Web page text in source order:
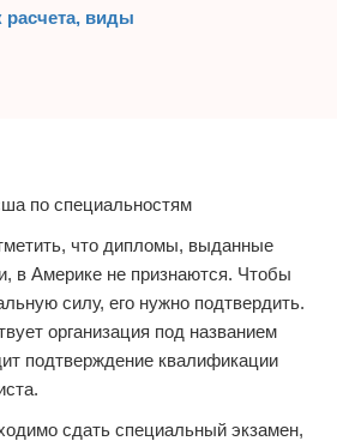
расчета, виды
что дипломы, выданные
в Америке не признаются. Чтобы
силу, его нужно подтвердить.
организация под названием
подтверждение квалификации
сдать специальный экзамен,